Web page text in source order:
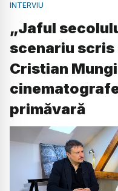
INTERVIU
„Jaful
scenariu
Cristian
primăvară